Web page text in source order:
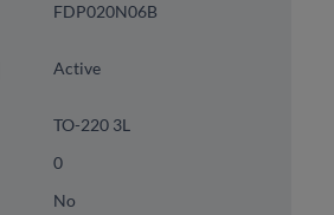
FDP020N06B
Active
TO-220 3L
0
No